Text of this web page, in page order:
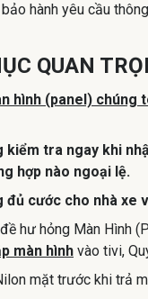
hành yêu cầu
QUAN
hình (panel)
kiểm tra ngay khi
hợp nào ngoại lệ.
đủ cước cho nhà xe
hư hỏng Màn Hình
màn hình vào tivi,
mặt trước khi trả